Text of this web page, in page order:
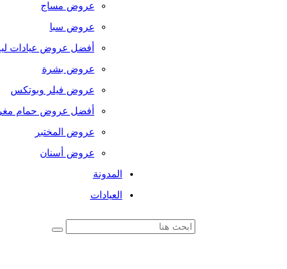
عروض مساج
عروض سبا
أفضل عروض عيادات ليزر
عروض بشرة
عروض فيلر وبوتكس
أفضل عروض حمام مغربي
عروض المختبر
عروض أسنان
المدونة
العيادات